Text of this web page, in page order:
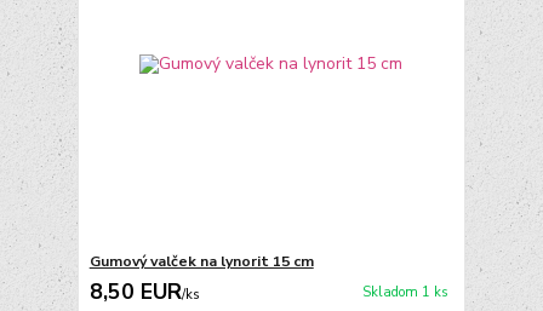
Gumový valček na lynorit 15 cm
8,50 EUR/ks Skladom 1 ks